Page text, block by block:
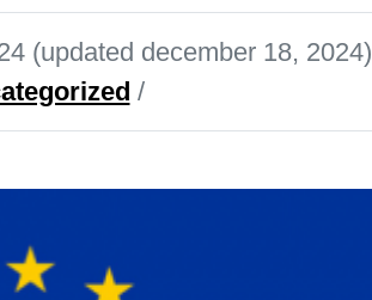
(updated december 18, 2024)
/